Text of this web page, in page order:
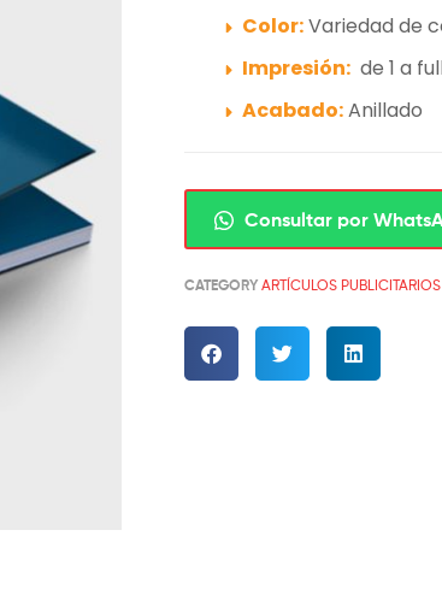
Color:Variedad de
Impresión: de 1 a
Acabado:Anillado
Consultar por
CATEGORY ARTÍCULOS PUBLICITARIOS